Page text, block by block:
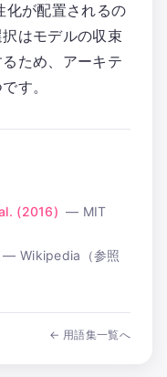
化が配置されるの
はモデルの収束
ため、アーキテ
す。
(2016) — MIT
— Wikipedia
（参照
← 用語集一覧へ